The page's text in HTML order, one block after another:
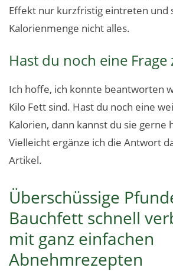
Effekt nur kurzfristig eintreten und
Kalorienmenge nicht alles.
Hast du noch eine Frage
Ich hoffe, ich konnte beantworten
Kilo Fett sind. Hast du noch eine
Kalorien, dann kannst du sie gerne
Vielleicht ergänze ich die Antwort
Artikel.
Überschüssige
Bauchfett schnell
mit ganz einfachen
Abnehmrezepten